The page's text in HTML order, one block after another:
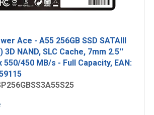
Ace - A55 256GB SSD SATAIII
3D NAND, SLC Cache, 7mm 2.5''
550/450 MB/s - Full Capacity, EAN: